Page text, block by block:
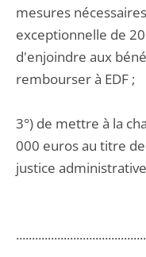
mesures
exceptionnelle de
d'enjoindre aux
rembourser à EDF ;
3°) de mettre à la
000 euros au titre
justice